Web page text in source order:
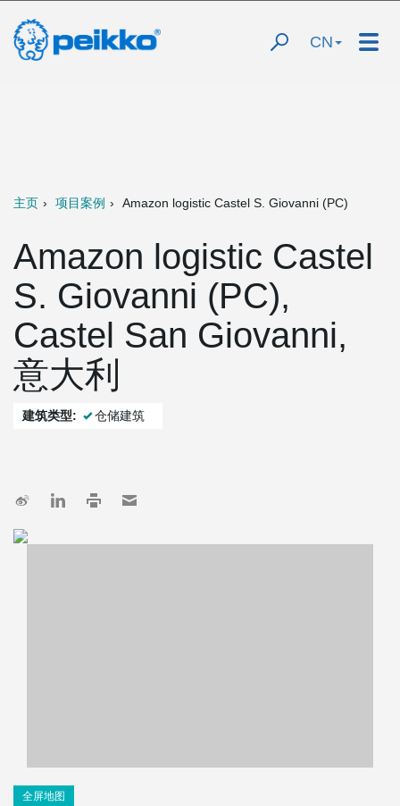
CN
主页 项目案例 Amazon logistic Castel S. Giovanni (PC)
Amazon logistic Castel
S. Giovanni (PC),
Castel San Giovanni,
意大利
建筑类型: 仓储建筑
全屏地图